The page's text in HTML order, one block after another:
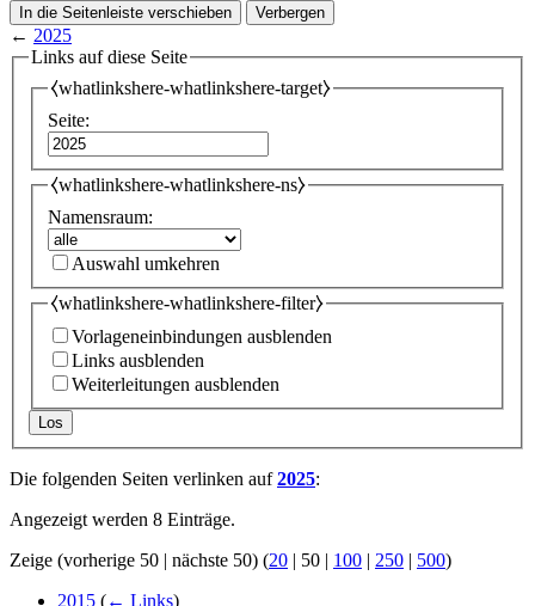
In die Seitenleiste verschieben Verbergen
← 2025
Links auf diese Seite
⧼whatlinkshere-whatlinkshere-target⧽
Seite:
⧼whatlinkshere-whatlinkshere-ns⧽
Namensraum:
Auswahl umkehren
⧼whatlinkshere-whatlinkshere-filter⧽
Vorlageneinbindungen ausblenden
Links ausblenden
Weiterleitungen ausblenden
Los
Die folgenden Seiten verlinken auf2025:
Angezeigt werden 8 Einträge.
Zeige (vorherige 50 | nächste 50) (20 | 50 | 100 | 250 | 500)
2015 (← Links)